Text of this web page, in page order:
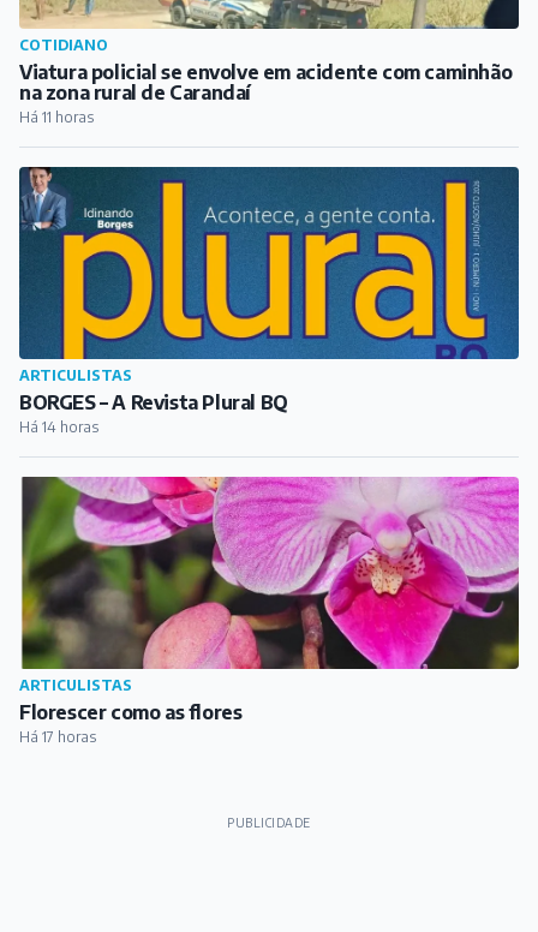
COTIDIANO
Viatura policial se envolve em acidente com caminhão
na zona rural de Carandaí
Há 11 horas
ARTICULISTAS
BORGES – A Revista Plural BQ
Há 14 horas
ARTICULISTAS
Florescer como as flores
Há 17 horas
PUBLICIDADE